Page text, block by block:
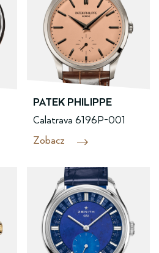
PATEK PHILIPPE
Calatrava 6196P-001
Zobacz